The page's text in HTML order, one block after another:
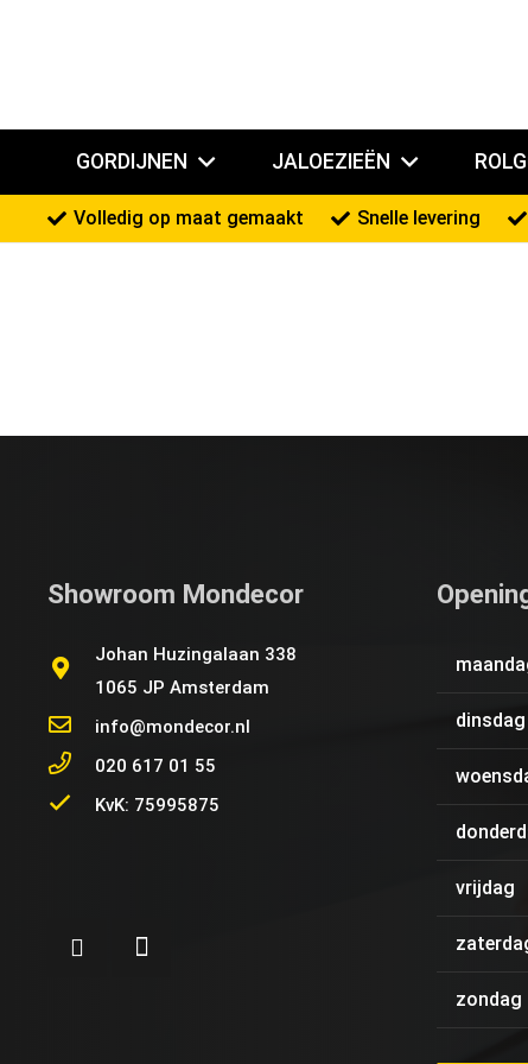
GORDIJNEN JALOEZIEËN
Volledig op maat gemaakt Snelle levering
Showroom Mondecor
Johan Huzingalaan 338
1065 JP Amsterdam
info@mondecor.nl
020 617 01 55
KvK: 75995875
dinsdag
vrijdag
zondag